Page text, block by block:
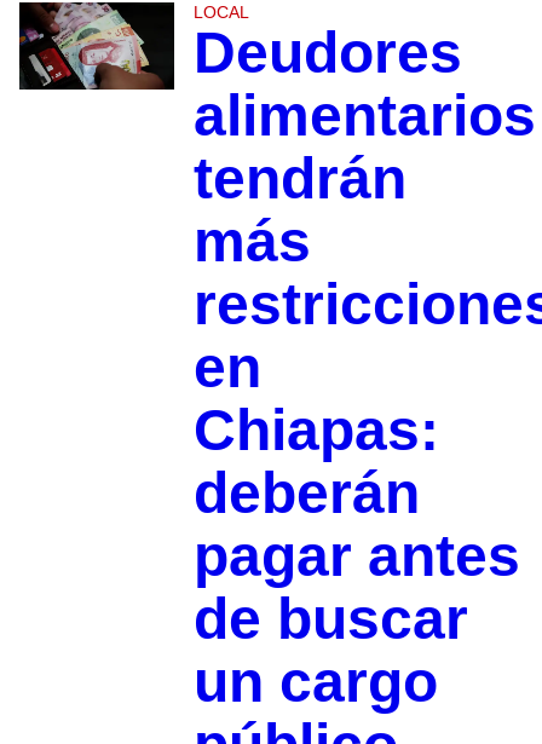
LOCAL
Deudores
alimentarios
tendrán
más
en
Chiapas:
deberán
pagar antes
de buscar
un cargo